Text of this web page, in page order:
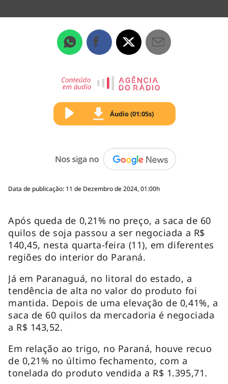
Áudio (01:05s)
Data de publicação: 11 de Dezembro de 2024, 01:00h
Após queda de 0,21% no preço, a saca de 60
quilos de soja passou a ser negociada a R$
140,45, nesta quarta-feira (11), em diferentes
regiões do interior do Paraná.
Já em Paranaguá, no litoral do estado, a
tendência de alta no valor do produto foi
mantida. Depois de uma elevação de 0,41%, a
saca de 60 quilos da mercadoria é negociada
a R$ 143,52.
Em relação ao trigo, no Paraná, houve recuo
de 0,21% no último fechamento, com a
tonelada do produto vendida a R$ 1.395,71.